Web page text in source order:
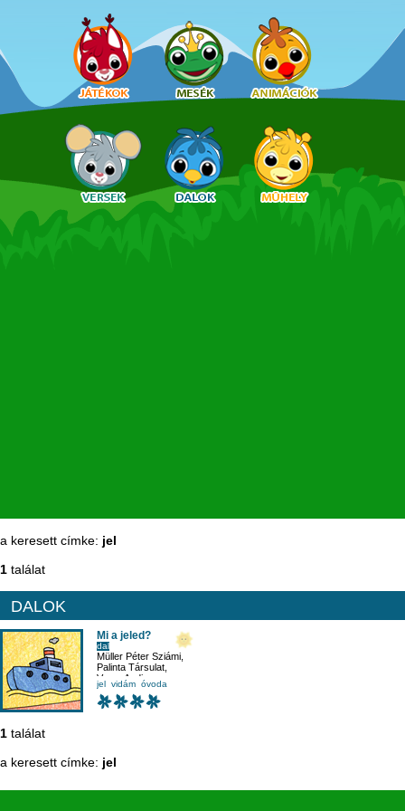
a keresett címke: jel
1 találat
DALOK
Mi a jeled?
dal
Müller Péter Sziámi
Palinta Társulat
Veres Andi
jel vidám óvoda
1 találat
a keresett címke: jel